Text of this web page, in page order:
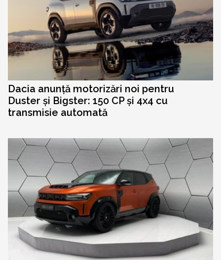
Dacia anunță motorizări noi pentru
Duster și Bigster: 150 CP și 4x4 cu
transmisie automată